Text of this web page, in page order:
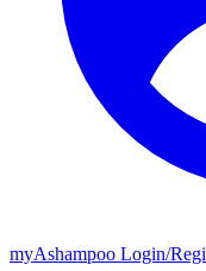
myAshampoo Login/